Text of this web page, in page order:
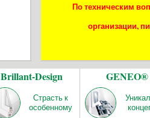
По техническим
организации,
Brillant-Design
Страсть к
особенному
GENEO®